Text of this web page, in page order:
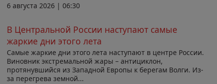
6 августа 2026 | 06:30
В Центральной России наступают самые
жаркие дни этого лета
Самые жаркие дни этого лета наступают в центре России.
Виновник экстремальной жары – антициклон,
протянувшийся из Западной Европы к берегам Волги. Из-
за перегрева земной...